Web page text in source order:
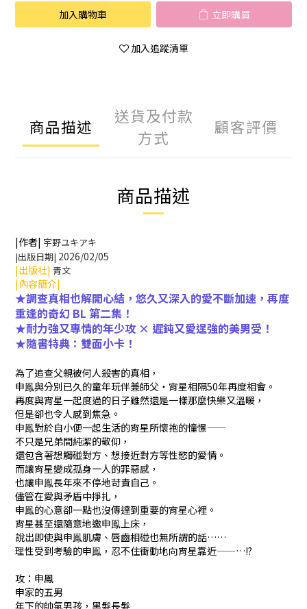
加入購物車 立即購買
加入追蹤清單
商品描述
送貨及付款
方式
顧客評價
商品描述
|作者| 宇野ユキアキ
|出版日期| 2026/02/05
|出版社| 青文
|內容簡介|
★調查真相也解開心結，悠久又深入的愛不斷加速，再度
重逢的奇幻 BL 第二集！
★耐力強又專情的年少攻 × 遲鈍又愛逞強的美男受！
★隨書特典：雙面小卡！
為了追查父親被何人殺害的真相，
申鳯與分別已久的童年玩伴兼師父・宵星相隔50年再度相會。
再度與宵星一起度過的日子雖然還是一樣那麼快樂又溫暖，
但是卻也令人感到焦急。
申鳯對於自小便一起生活的宵星所懷抱的憧憬——
不只是兄弟間純潔的敬仰，
還包含著想觸碰對方、想接近對方等性慾的愛情。
而讓宵星變成孤身一人的罪惡感，
也讓申鳯長年來不停地苛責自己。
儘管在愛與矛盾中掙扎，
申鳯的心意卻一點也沒傳達到重要的宵星心裡。
宵星甚至還隨意地邀申鳯上床，
說出即使與申鳯肌膚、唇齒相碰也無所謂的話……
理性受到考驗的申鳯，忍不住衝動地向宵星靠近——…!?
攻：申鳳
申家的五男
年下的帥氣男孩，黑髮長髮